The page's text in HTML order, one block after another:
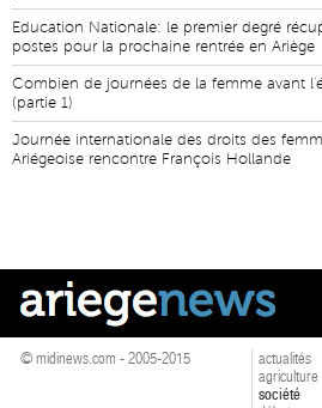
Education Nationale: le premier degré
postes pour la prochaine rentrée en Ariège
Combien de journées de la femme avant
(partie 1)
Journée internationale des droits des
Ariégeoise rencontre François Hollande
© midinews.com - 2005-2015
actualités
agriculture
société